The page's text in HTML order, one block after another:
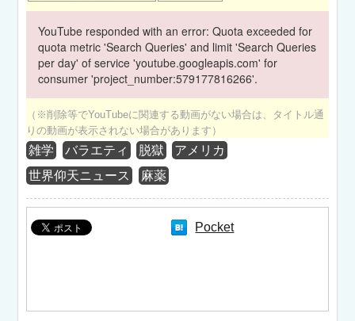
YouTube responded with an error: Quota exceeded for
quota metric 'Search Queries' and limit 'Search Queries
per day' of service 'youtube.googleapis.com' for
consumer 'project_number:579177816266'.
（※削除等でYouTubeに関連する動画がない場合は、タイトル通
りの動画が表示されない場合があります）
雑学 バラエティ 脱獄
アメリカ
世界仰天ニュース
麻薬
Pocket